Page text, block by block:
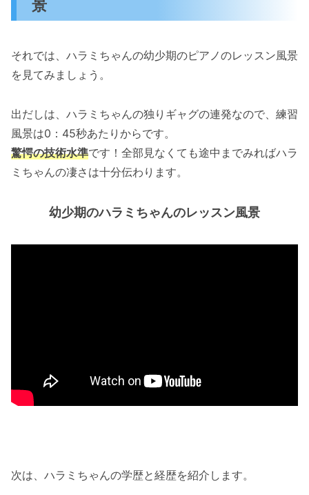
景
それでは、ハラミちゃんの幼少期のピアノのレッスン風景
を見てみましょう。
出だしは、ハラミちゃんの独りギャグの連発なので、練習
風景は0：45秒あたりからです。
驚愕の技術水準です！全部見なくても途中までみればハラ
ミちゃんの凄さは十分伝わります。
幼少期のハラミちゃんのレッスン風景
次は、ハラミちゃんの学歴と経歴を紹介します。